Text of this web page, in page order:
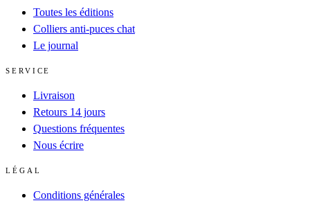
Toutes les éditions
Colliers anti-puces chat
Le journal
SERVICE
Livraison
Retours 14 jours
Questions fréquentes
Nous écrire
LÉGAL
Conditions générales